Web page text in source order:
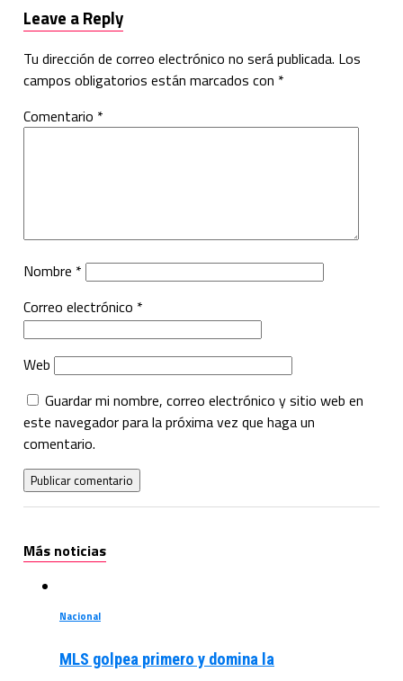
Leave a Reply
Tu dirección de correo electrónico no será publicada. Los
campos obligatorios están marcados con *
Comentario *
Nombre *
Correo electrónico *
Web
Guardar mi nombre, correo electrónico y sitio web en
este navegador para la próxima vez que haga un
comentario.
Más noticias
Nacional
MLS golpea primero y domina la